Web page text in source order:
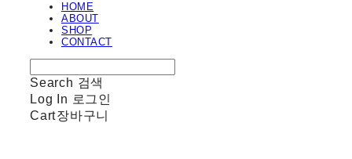
HOME
ABOUT
SHOP
CONTACT
Search 검색
Log In 로그인
Cart장바구니